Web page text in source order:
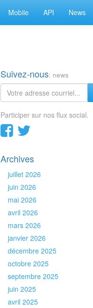
Mobile API News
Suivez-nous: news
Participer sur nos flux social.
Archives
juillet 2026
juin 2026
mai 2026
avril 2026
mars 2026
janvier 2026
décembre 2025
octobre 2025
septembre 2025
juin 2025
avril 2025